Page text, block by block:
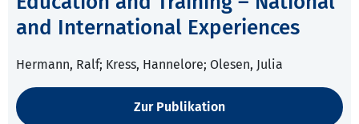
and International Experiences
Hermann, Ralf; Kress, Hannelore; Olesen, Julia
Zur Publikation